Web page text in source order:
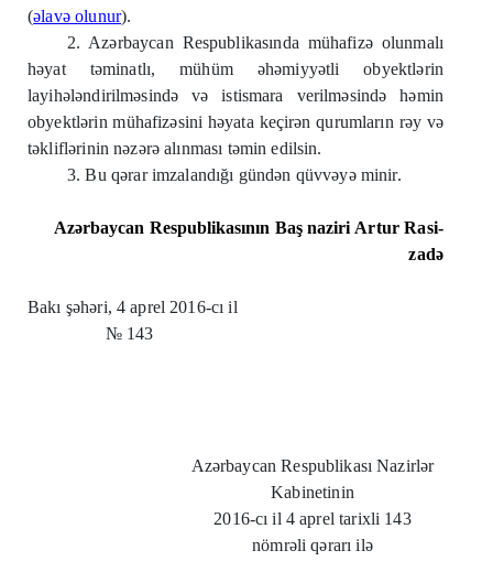
(əlavə olunur).
2. Azərbaycan Respublikasında mühafizə olunmalı
həyat təminatlı, mühüm əhəmiyyətli obyektlərin
layihələndirilməsində və istismara verilməsində həmin
obyektlərin mühafizəsini həyata keçirən qurumların rəy və
təkliflərinin nəzərə alınması təmin edilsin.
3. Bu qərar imzalandığı gündən qüvvəyə minir.
Azərbaycan Respublikasının Baş naziri Artur Rasi-
zadə
Bakı şəhəri, 4 aprel 2016-cı il
№ 143
Azərbaycan Respublikası Nazirlər
Kabinetinin
2016-cı il 4 aprel tarixli 143
nömrəli qərarı ilə